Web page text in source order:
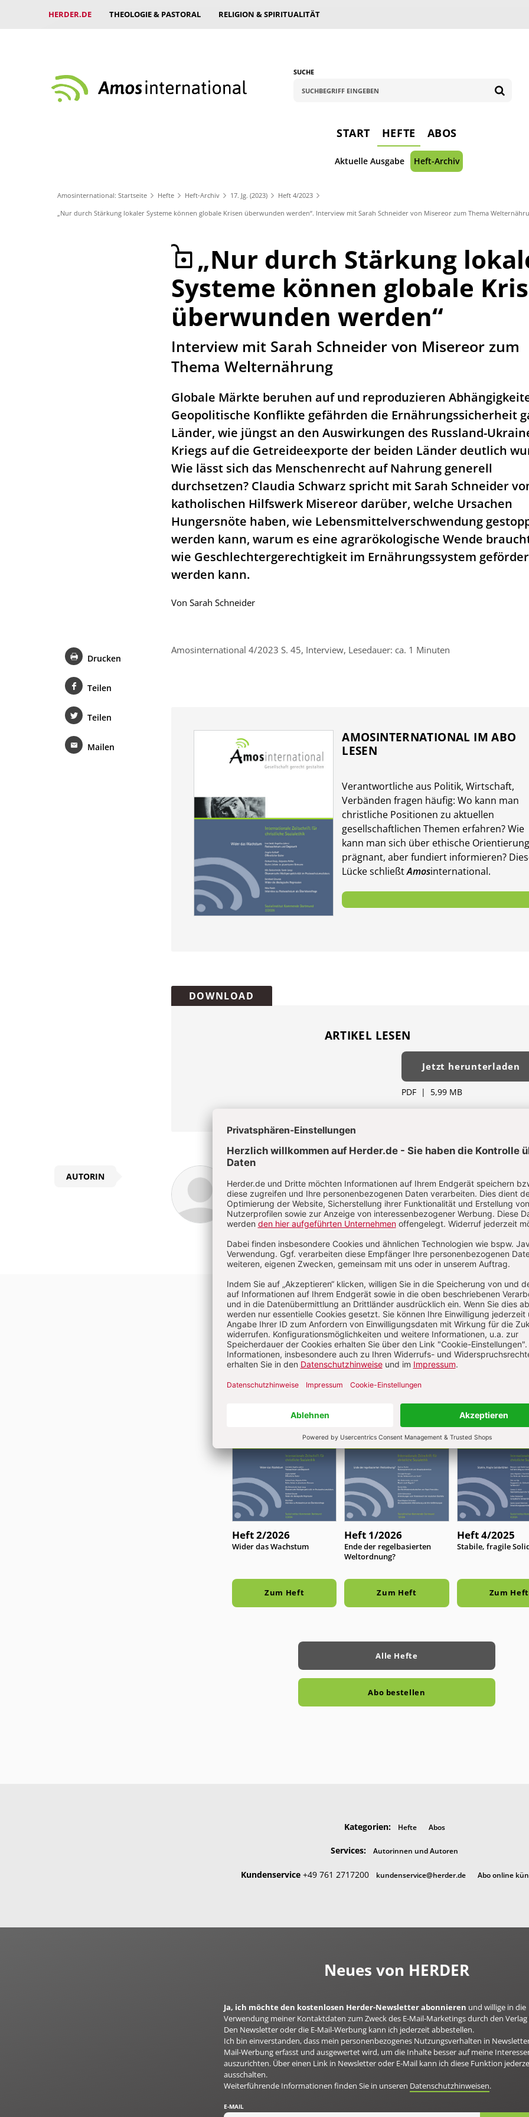
HERDER.DE THEOLOGIE & PASTORAL RELIGION & SPIRITUALITÄT
SUCHE
START HEFTE ABOS
Aktuelle Ausgabe Heft-Archiv
Amosinternational: Startseite Hefte Heft-Archiv 17. Jg. (2023) Heft 4/2023
„Nur durch Stärkung lokaler Systeme können globale Krisen überwunden werden“. Interview mit Sarah Schneider von Misereor zum Thema
„Nur durch Stärkung
Systeme können globale
überwunden werden“
:
Interview mit Sarah Schneider von Misereor zum
Thema Welternährung
Globale Märkte beruhen auf und reproduzieren
Geopolitische Konflikte gefährden die Ernährungssicherheit
Länder, wie jüngst an den Auswirkungen des Russland-
Kriegs auf die Getreideexporte der beiden Länder deutlich
Wie lässt sich das Menschenrecht auf Nahrung generell
durchsetzen? Claudia Schwarz spricht mit Sarah Schneider
katholischen Hilfswerk Misereor darüber, welche Ursachen
Hungersnöte haben, wie Lebensmittelverschwendung
werden kann, warum es eine agrarökologische Wende
wie Geschlechtergerechtigkeit im Ernährungssystem
werden kann.
Von Sarah Schneider
Amosinternational 4/2023 S. 45, Interview, Lesedauer: ca. 1 Minuten
AMOSINTERNATIONAL IM ABO
LESEN
Verantwort­liche aus Politik, Wirtschaft,
Verbänden fragen häufig: Wo kann man
christliche Positionen zu aktuellen
gesellschaft­lichen Themen er­fahren? Wie
kann man sich über ethische
prägnant, aber fundiert in­for­mieren?
Lücke schließtAmosinternational.
Drucken
Teilen
Teilen
Mailen
DOWNLOAD
ARTIKEL LESEN
Jetzt herunterladen
PDF | 5,99 MB
AUTORIN
Aktuelle Hefte
Heft 2/2026
:
Wider das Wachstum
Zum Heft
Heft 1/2026
:
Ende der regelbasierten
Weltordnung?
Zum Heft
Heft 4/2025
:
Stabile, fragile
Zum Heft
Alle Hefte
Abo bestellen
Kategorien: Hefte Abos
Services: Autorinnen und Autoren
Kundenservice +49 761 2717200 kundenservice@herder.de Abo online
Neues von HERDER
Ja, ich möchte den kostenlosen Herder-Newsletter abonnieren und willige in die
Verwendung meiner Kontaktdaten zum Zweck des E-Mail-Marketings durch den
Den Newsletter oder die E-Mail-Werbung kann ich jederzeit abbestellen.
Ich bin einverstanden, dass mein personenbezogenes Nutzungsverhalten in
Mail-Werbung erfasst und ausgewertet wird, um die Inhalte besser auf meine
auszurichten. Über einen Link in Newsletter oder E-Mail kann ich diese Funktion
ausschalten.
Weiterführende Informationen finden Sie in unseren Datenschutzhinweisen.
E-MAIL